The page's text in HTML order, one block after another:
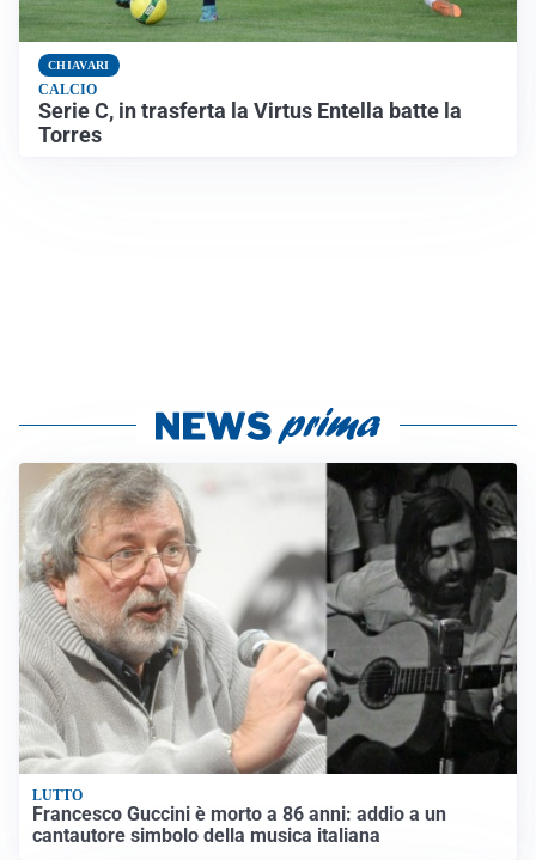
CHIAVARI
CALCIO
Serie C, in trasferta la Virtus Entella batte la
Torres
LUTTO
Francesco Guccini è morto a 86 anni: addio a un
cantautore simbolo della musica italiana